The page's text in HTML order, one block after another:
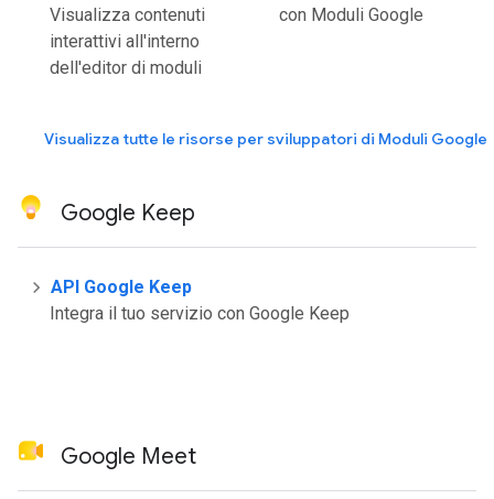
Visualizza contenuti
interattivi all'interno
dell'editor di moduli
con Moduli Google
Visualizza tutte le risorse per sviluppatori di Moduli Google
Google Keep
API Google Keep
Integra il tuo servizio con Google Keep
Google Meet